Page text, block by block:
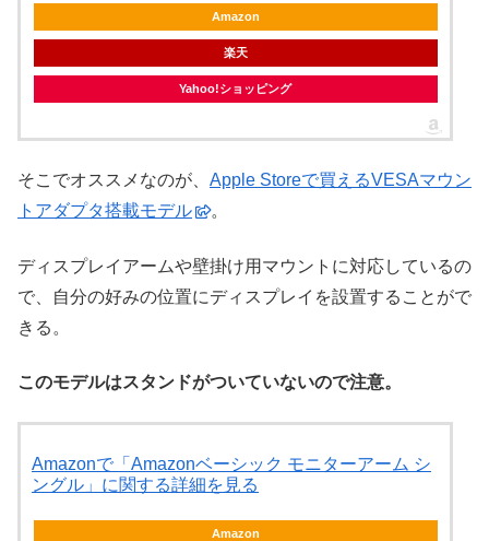
Amazon
楽天
Yahoo!ショッピング
そこでオススメなのが、 Apple Storeで買えるVESAマウン
トアダプタ搭載モデル
。
ディスプレイアームや壁掛け用マウントに対応しているの
で、自分の好みの位置にディスプレイを設置することがで
きる。
このモデルはスタンドがついていないので注意。
Amazonで「Amazonベーシック モニターアーム シ
ングル」に関する詳細を見る
Amazon